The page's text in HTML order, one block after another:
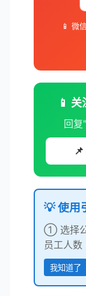
📱 微
📱
回
💡 使用
① 选择
员工人
我知道了